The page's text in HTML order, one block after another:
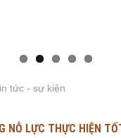
tức - sự kiện
NỖ LỰC THỰC HIỆN